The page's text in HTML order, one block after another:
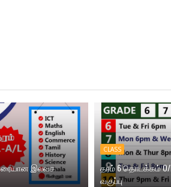
இலவச
CLASS
தரம் 6 தொடக்கம்
வகுப்பு